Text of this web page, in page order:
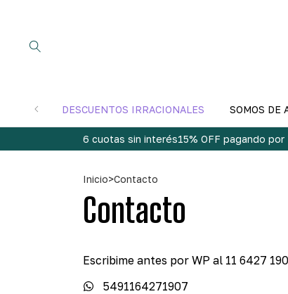
DESCUENTOS IRRACIONALES SOMOS DE
6 cuotas sin interés15% OFF pagando
Inicio>Contacto
Contacto
Escribime antes por WP al 11 6427
5491164271907